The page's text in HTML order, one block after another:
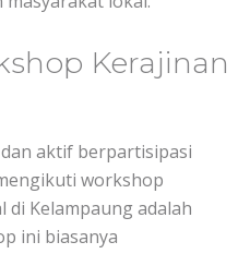
Kerajinan
aktif berpartisipasi
workshop
Kelampaung adalah
ini biasanya